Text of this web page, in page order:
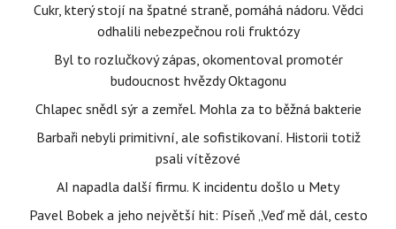
Cukr, který stojí na špatné straně, pomáhá nádoru. Vědci
odhalili nebezpečnou roli fruktózy
Byl to rozlučkový zápas, okomentoval promotér
budoucnost hvězdy Oktagonu
Chlapec snědl sýr a zemřel. Mohla za to běžná bakterie
Barbaři nebyli primitivní, ale sofistikovaní. Historii totiž
psali vítězové
AI napadla další firmu. K incidentu došlo u Mety
Pavel Bobek a jeho největší hit: Píseň „Veď mě dál, cesto